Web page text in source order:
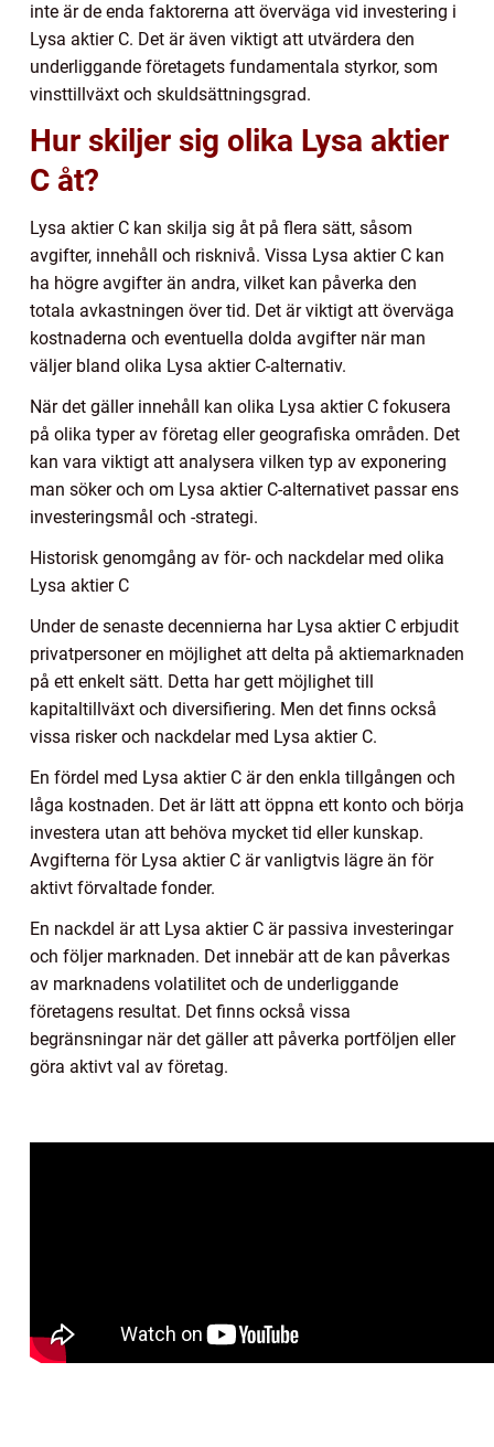
inte är de enda faktorerna att överväga vid investering i
Lysa aktier C. Det är även viktigt att utvärdera den
underliggande företagets fundamentala styrkor, som
vinsttillväxt och skuldsättningsgrad.
Hur skiljer sig olika Lysa aktier
C åt?
Lysa aktier C kan skilja sig åt på flera sätt, såsom
avgifter, innehåll och risknivå. Vissa Lysa aktier C kan
ha högre avgifter än andra, vilket kan påverka den
totala avkastningen över tid. Det är viktigt att överväga
kostnaderna och eventuella dolda avgifter när man
väljer bland olika Lysa aktier C-alternativ.
När det gäller innehåll kan olika Lysa aktier C fokusera
på olika typer av företag eller geografiska områden. Det
kan vara viktigt att analysera vilken typ av exponering
man söker och om Lysa aktier C-alternativet passar ens
investeringsmål och -strategi.
Historisk genomgång av för- och nackdelar med olika
Lysa aktier C
Under de senaste decennierna har Lysa aktier C erbjudit
privatpersoner en möjlighet att delta på aktiemarknaden
på ett enkelt sätt. Detta har gett möjlighet till
kapitaltillväxt och diversifiering. Men det finns också
vissa risker och nackdelar med Lysa aktier C.
En fördel med Lysa aktier C är den enkla tillgången och
låga kostnaden. Det är lätt att öppna ett konto och börja
investera utan att behöva mycket tid eller kunskap.
Avgifterna för Lysa aktier C är vanligtvis lägre än för
aktivt förvaltade fonder.
En nackdel är att Lysa aktier C är passiva investeringar
och följer marknaden. Det innebär att de kan påverkas
av marknadens volatilitet och de underliggande
företagens resultat. Det finns också vissa
begränsningar när det gäller att påverka portföljen eller
göra aktivt val av företag.